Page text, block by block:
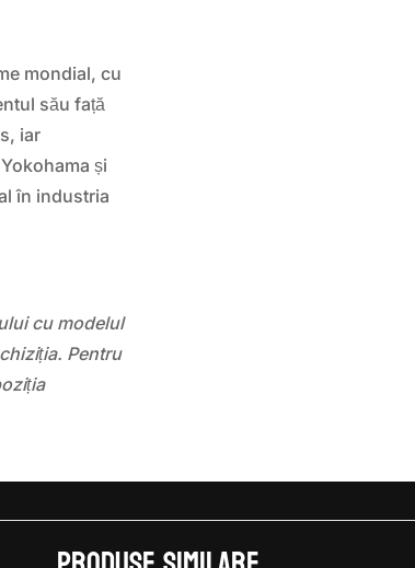
mondial, cu
său față
iar
și
în industria
cu modelul
Pentru